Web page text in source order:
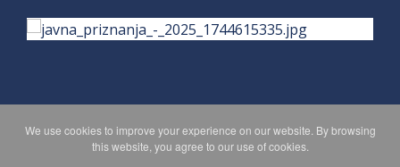
PRIVACY POLICY MAPA WEBA
We use cookies to improve your experience on our website. By browsing
this website, you agree to our use of cookies.